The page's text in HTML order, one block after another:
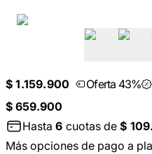
$ 1.159.900
Oferta 43%
$ 659.900
Hasta6 cuotas de$
Más opciones de pago a